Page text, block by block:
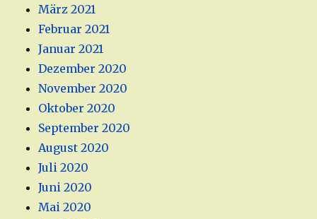
März 2021
Februar 2021
Januar 2021
Dezember 2020
November 2020
Oktober 2020
September 2020
August 2020
Juli 2020
Juni 2020
Mai 2020